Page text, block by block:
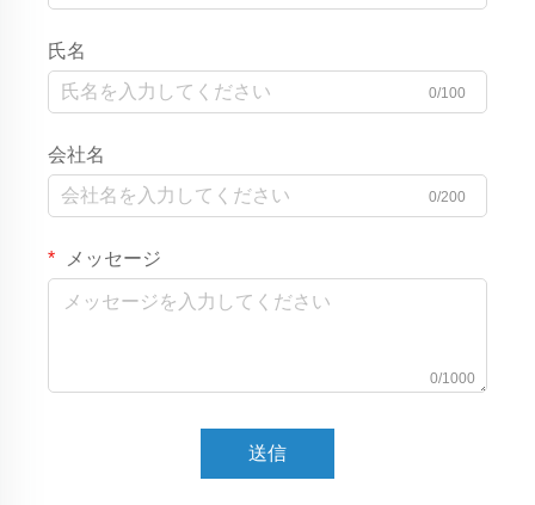
氏名
0/100
会社名
0/200
メッセージ
0/1000
送信